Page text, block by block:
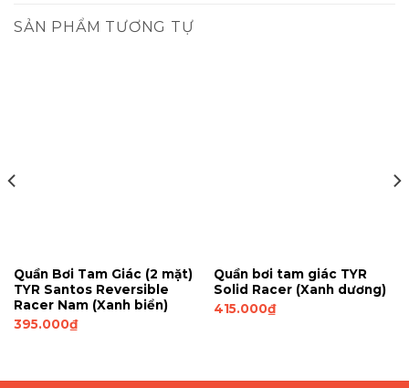
SẢN PHẨM TƯƠNG TỰ
Quần Bơi Tam Giác (2 mặt)
TYR Santos Reversible
Racer Nam (Xanh biển)
395.000₫
Quần bơi tam giác TYR
Solid Racer (Xanh dương)
415.000₫